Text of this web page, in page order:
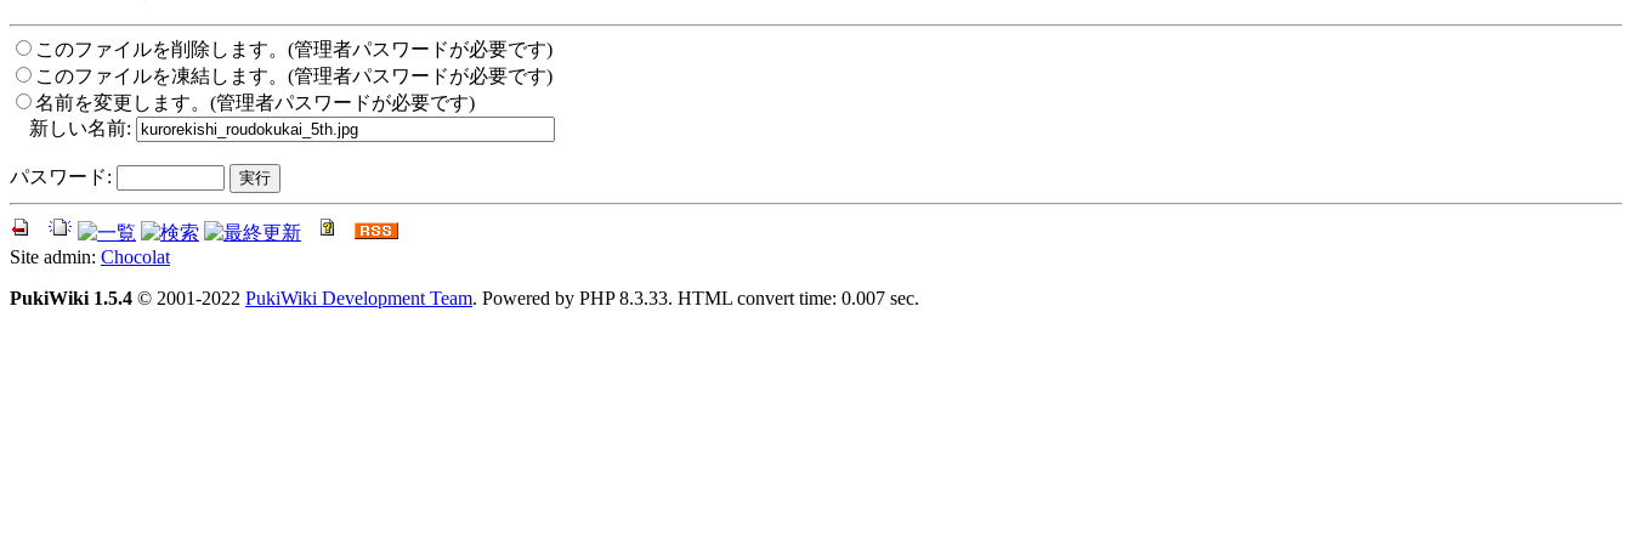
このファイルを削除します。(管理者パスワードが必要です)
このファイルを凍結します。(管理者パスワードが必要です)
名前を変更します。(管理者パスワードが必要です)
新しい名前:
パスワード:
Site admin: Chocolat
PukiWiki 1.5.4 © 2001-2022 PukiWiki Development Team. Powered by PHP 8.3.33. HTML convert time: 0.007 sec.